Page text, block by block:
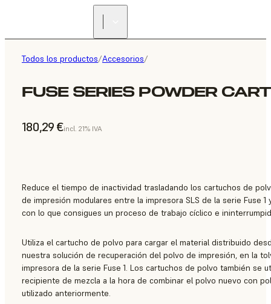
Todos los productos/Accesorios/
FUSE SERIES POWDER
180,29 €incl. 21% IVA
Reduce el tiempo de inactividad trasladando los cartuchos de
de impresión modulares entre la impresora SLS de la serie Fuse 1
con lo que consigues un proceso de trabajo cíclico e
Utiliza el cartucho de polvo para cargar el material distribuido
nuestra solución de recuperación del polvo de impresión, en la
impresora de la serie Fuse 1. Los cartuchos de polvo también se
recipiente de mezcla a la hora de combinar el polvo nuevo con
utilizado anteriormente.